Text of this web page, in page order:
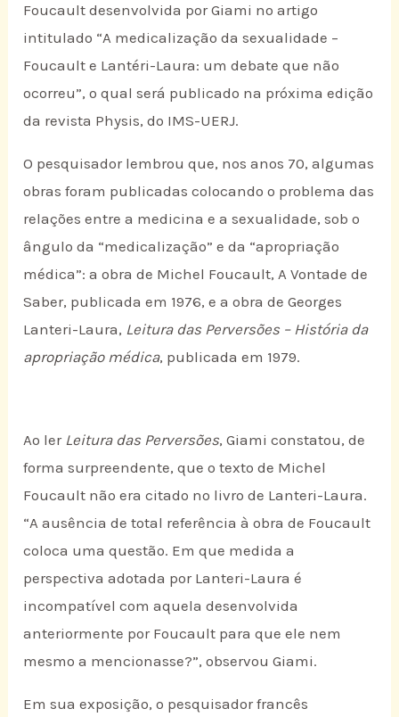
Foucault desenvolvida por Giami no artigo
intitulado “A medicalização da sexualidade –
Foucault e Lantéri-Laura: um debate que não
ocorreu”, o qual será publicado na próxima edição
da revista Physis, do IMS-UERJ.
O pesquisador lembrou que, nos anos 70, algumas
obras foram publicadas colocando o problema das
relações entre a medicina e a sexualidade, sob o
ângulo da “medicalização” e da “apropriação
médica”: a obra de Michel Foucault, A Vontade de
Saber, publicada em 1976, e a obra de Georges
Lanteri-Laura, Leitura das Perversões – História da
apropriação médica, publicada em 1979.
Ao ler Leitura das Perversões, Giami constatou, de
forma surpreendente, que o texto de Michel
Foucault não era citado no livro de Lanteri-Laura.
“A ausência de total referência à obra de Foucault
coloca uma questão. Em que medida a
perspectiva adotada por Lanteri-Laura é
incompatível com aquela desenvolvida
anteriormente por Foucault para que ele nem
mesmo a mencionasse?”, observou Giami.
Em sua exposição, o pesquisador francês